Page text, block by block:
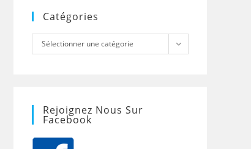
Catégories
Catégories
Sélectionner une catégorie
Rejoignez Nous Sur
Facebook